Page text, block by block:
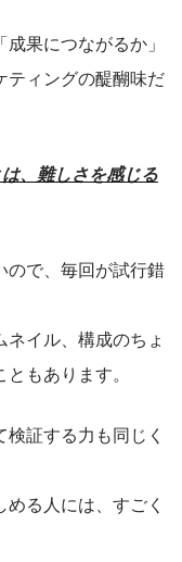
果につながるか」
ティングの醍醐味だ
、難しさを感じる
で、毎回が試行錯
イル、構成のちょ
もあります。
証する力も同じく
める人には、すごく